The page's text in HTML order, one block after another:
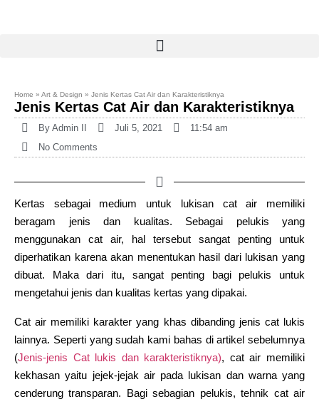
Home » Art & Design » Jenis Kertas Cat Air dan Karakteristiknya
Jenis Kertas Cat Air dan Karakteristiknya
By Admin II Juli 5, 2021
11:54 am
No Comments
Kertas sebagai medium untuk lukisan cat air memiliki
beragam jenis dan kualitas. Sebagai pelukis yang
menggunakan cat air, hal tersebut sangat penting untuk
diperhatikan karena akan menentukan hasil dari lukisan yang
dibuat. Maka dari itu, sangat penting bagi pelukis untuk
mengetahui jenis dan kualitas kertas yang dipakai.
Cat air memiliki karakter yang khas dibanding jenis cat lukis
lainnya. Seperti yang sudah kami bahas di artikel sebelumnya
(Jenis-jenis Cat lukis dan karakteristiknya), cat air memiliki
kekhasan yaitu jejek-jejak air pada lukisan dan warna yang
cenderung transparan. Bagi sebagian pelukis, tehnik cat air